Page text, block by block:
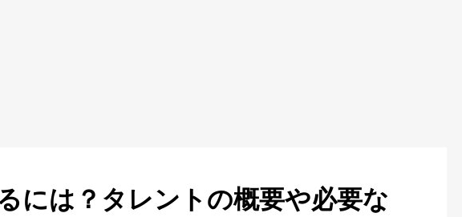
には？タレントの概要や必要な